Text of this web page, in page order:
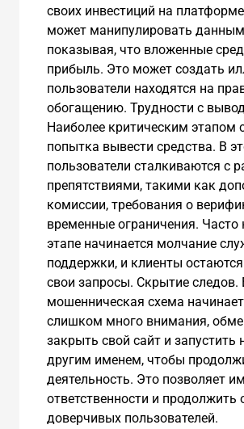
своих инвестиций на
может манипулировать
показывая, что вложенные
прибыль. Это может создать
пользователи находятся на
обогащению. Трудности с
Наиболее критическим этапом
попытка вывести средства. В
пользователи сталкиваются с
препятствиями, такими как
комиссии, требования о
временные ограничения. Часто
этапе начинается молчание
поддержки, и клиенты остаются
свои запросы. Скрытие следов.
мошенническая схема
слишком много внимания,
закрыть свой сайт и запустить
другим именем, чтобы
деятельность. Это позволяет
ответственности и продолжить
доверчивых пользователей.